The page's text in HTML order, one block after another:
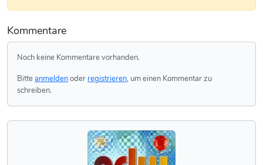
Kommentare
Noch keine Kommentare vorhanden.
Bitteanmeldenoder registrieren, um einen Kommentar zu
schreiben.